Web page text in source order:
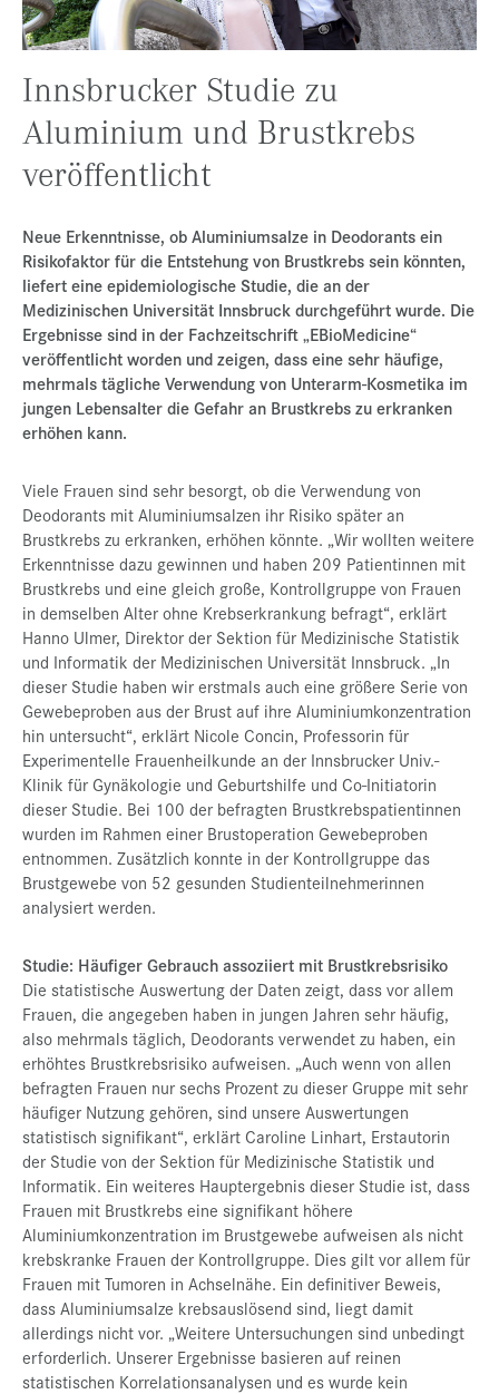
Presse
de |en
Innsbrucker Studie zu
Aluminium und Brustkrebs
veröffentlicht
Neue Erkenntnisse, ob Aluminiumsalze in Deodorants ein
Risikofaktor für die Entstehung von Brustkrebs sein könnten,
liefert eine epidemiologische Studie, die an der
Medizinischen Universität Innsbruck durchgeführt wurde. Die
Ergebnisse sind in der Fachzeitschrift „EBioMedicine“
veröffentlicht worden und zeigen, dass eine sehr häufige,
mehrmals tägliche Verwendung von Unterarm-Kosmetika im
jungen Lebensalter die Gefahr an Brustkrebs zu erkranken
erhöhen kann.
Viele Frauen sind sehr besorgt, ob die Verwendung von
Deodorants mit Aluminiumsalzen ihr Risiko später an
Brustkrebs zu erkranken, erhöhen könnte. „Wir wollten weitere
Erkenntnisse dazu gewinnen und haben 209 Patientinnen mit
Brustkrebs und eine gleich große, Kontrollgruppe von Frauen
in demselben Alter ohne Krebserkrankung befragt“, erklärt
Hanno Ulmer, Direktor der Sektion für Medizinische Statistik
und Informatik der Medizinischen Universität Innsbruck. „In
dieser Studie haben wir erstmals auch eine größere Serie von
Gewebeproben aus der Brust auf ihre Aluminiumkonzentration
hin untersucht“, erklärt Nicole Concin, Professorin für
Experimentelle Frauenheilkunde an der Innsbrucker Univ.-
Klinik für Gynäkologie und Geburtshilfe und Co-Initiatorin
dieser Studie. Bei 100 der befragten Brustkrebspatientinnen
wurden im Rahmen einer Brustoperation Gewebeproben
entnommen. Zusätzlich konnte in der Kontrollgruppe das
Brustgewebe von 52 gesunden Studienteilnehmerinnen
analysiert werden.
Studie: Häufiger Gebrauch assoziiert mit Brustkrebsrisiko
Die statistische Auswertung der Daten zeigt, dass vor allem
Frauen, die angegeben haben in jungen Jahren sehr häufig,
also mehrmals täglich, Deodorants verwendet zu haben, ein
erhöhtes Brustkrebsrisiko aufweisen. „Auch wenn von allen
befragten Frauen nur sechs Prozent zu dieser Gruppe mit sehr
häufiger Nutzung gehören, sind unsere Auswertungen
statistisch signifikant“, erklärt Caroline Linhart, Erstautorin
der Studie von der Sektion für Medizinische Statistik und
Informatik. Ein weiteres Hauptergebnis dieser Studie ist, dass
Frauen mit Brustkrebs eine signifikant höhere
Aluminiumkonzentration im Brustgewebe aufweisen als nicht
krebskranke Frauen der Kontrollgruppe. Dies gilt vor allem für
Frauen mit Tumoren in Achselnähe. Ein definitiver Beweis,
dass Aluminiumsalze krebsauslösend sind, liegt damit
allerdings nicht vor. „Weitere Untersuchungen sind unbedingt
erforderlich. Unserer Ergebnisse basieren auf reinen
statistischen Korrelationsanalysen und es wurde kein